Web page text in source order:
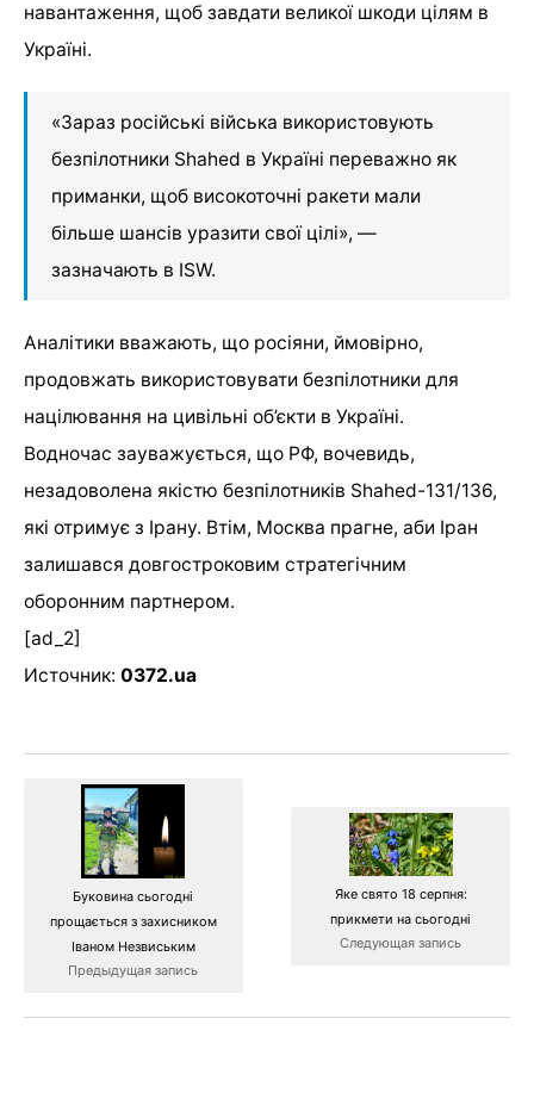
навантаження, щоб завдати великої шкоди цілям в
Україні.
«Зараз російські війська використовують
безпілотники Shahed в Україні переважно як
приманки, щоб високоточні ракети мали
більше шансів уразити свої цілі», —
зазначають в ISW.
Аналітики вважають, що росіяни, ймовірно,
продовжать використовувати безпілотники для
націлювання на цивільні об’єкти в Україні.
Водночас зауважується, що РФ, вочевидь,
незадоволена якістю безпілотників Shahed-131/136,
які отримує з Ірану. Втім, Москва прагне, аби Іран
залишався довгостроковим стратегічним
оборонним партнером.
[ad_2]
Источник: 0372.ua
Буковина сьогодні
прощається з захисником
Іваном Незвиським
Предыдущая запись
Яке свято 18 серпня:
прикмети на сьогодні
Следующая запись